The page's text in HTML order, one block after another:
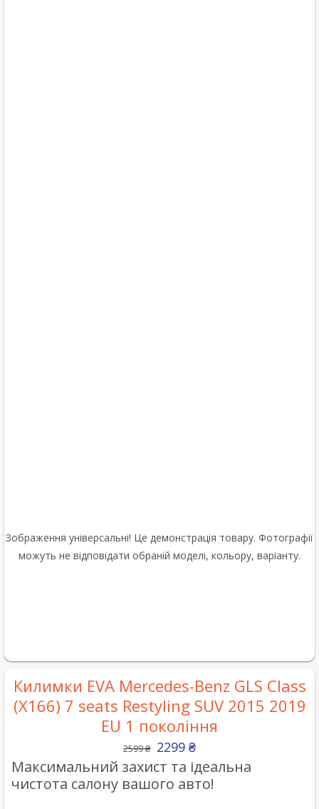
Зображення універсальні! Це демонстрація товару. Фотографії
можуть не відповідати обраній моделі, кольору, варіанту.
Килимки EVA Mercedes-Benz GLS Class
(X166) 7 seats Restyling SUV 2015 2019
EU 1 покоління
2599₴ 2299 ₴
Максимальний захист та ідеальна
чистота салону вашого авто!